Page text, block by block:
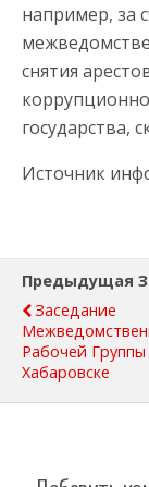
например, за
снятия
государства,
Источник
Предыдущая
Заседание
Рабочей
Хабаровске